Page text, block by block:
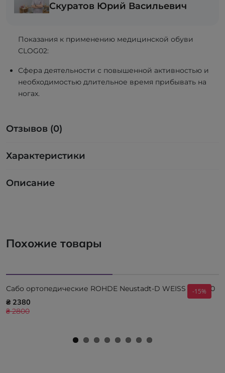
Скуратов Юрий Васильевич
Показания к применению медицинской обуви
CLOG02:
Сфера деятельности с повышенной активностью и
необходимостью длительное время прибывать на
ногах.
Отзывов (0)
Характеристики
Описание
Похожие товары
-15%
Сабо ортопедические ROHDE Neustadt-D WEISS 1445-00
₴ 2380
₴ 2800